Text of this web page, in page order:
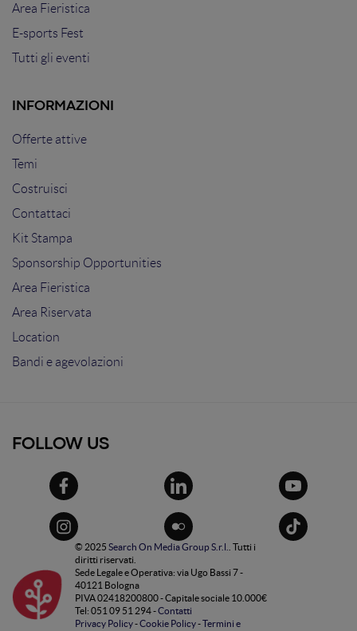
Area Fieristica
E-sports Fest
Tutti gli eventi
INFORMAZIONI
Offerte attive
Temi
Costruisci
Contattaci
Kit Stampa
Sponsorship Opportunities
Area Fieristica
Area Riservata
Location
Bandi e agevolazioni
FOLLOW US
© 2025 Search On Media Group S.r.l.
. Tutti i
diritti riservati.
Sede Legale e Operativa: via Ugo Bassi 7 -
40121 Bologna
PIVA 02418200800 - Capitale sociale 10.000€
Tel: 051 09 51 294 -Contatti
Privacy Policy-Cookie Policy-Termini e